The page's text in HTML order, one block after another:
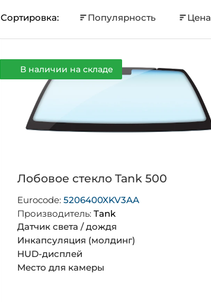
Сортировка: Популярность Цена
В наличии на складе
Лобовое стекло Tank 500
Eurocode: 5206400XKV3AA
Производитель: Tank
Датчик света / дождя
Инкапсуляция (молдинг)
HUD-дисплей
Место для камеры